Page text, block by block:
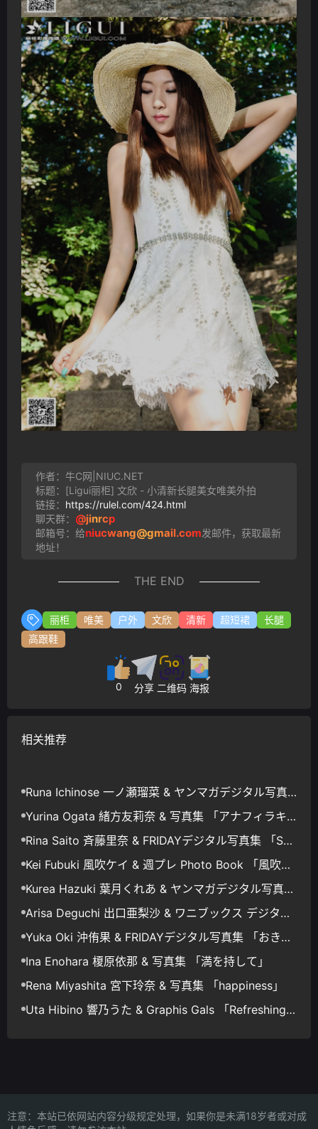
作者：牛C网|NIUC.NET
标题：[Ligui丽柜] 文欣 - 小清新长腿美女唯美外拍
链接： https://rulel.com/424.html
聊天群： @jinrcp
邮箱号：给niucwang@gmail.com发邮件，获取最新
地址！
THE END
丽柜 唯美 户外 文欣 清新 超短裙
长腿
高跟鞋
0 分享 二维码 海报
相关推荐
Runa Ichinose 一ノ瀬瑠菜 & ヤンマガデジタル写真
集ミスマガのアソビバ！ ミスマガジン2023×食欲
Yurina Ogata 緒方友莉奈 & 写真集 「アナフィラキ
シーLOVE GLD」
Rina Saito 斉藤里奈 & FRIDAYデジタル写真集 「Sw
eet Memory」
Kei Fubuki 風吹ケイ & 週プレ Photo Book 「風吹ケ
イ×Malymoon」
Kurea Hazuki 葉月くれあ & ヤンマガデジタル写真集
ミスマガのアソビバ！ ラスト・トリップ
Arisa Deguchi 出口亜梨沙 & ワニブックス デジタル
写真集 「fantastic」
Yuka Oki 沖侑果 & FRIDAYデジタル写真集 「おきの
まにまに Vol.1」
Ina Enohara 榎原依那 & 写真集 「満を持して」
Rena Miyashita 宮下玲奈 & 写真集 「happiness」
Uta Hibino 響乃うた & Graphis Gals 「Refreshing S
注意：本站已依网站内容分级规定处理，如果你是未满18岁者或对成